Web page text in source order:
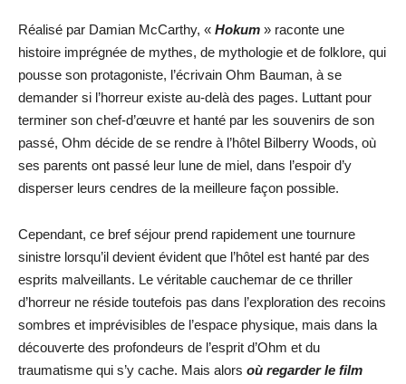
Réalisé par Damian McCarthy, « Hokum » raconte une
histoire imprégnée de mythes, de mythologie et de folklore, qui
pousse son protagoniste, l’écrivain Ohm Bauman, à se
demander si l’horreur existe au-delà des pages. Luttant pour
terminer son chef-d’œuvre et hanté par les souvenirs de son
passé, Ohm décide de se rendre à l’hôtel Bilberry Woods, où
ses parents ont passé leur lune de miel, dans l’espoir d’y
disperser leurs cendres de la meilleure façon possible.
Cependant, ce bref séjour prend rapidement une tournure
sinistre lorsqu’il devient évident que l’hôtel est hanté par des
esprits malveillants. Le véritable cauchemar de ce thriller
d’horreur ne réside toutefois pas dans l’exploration des recoins
sombres et imprévisibles de l’espace physique, mais dans la
découverte des profondeurs de l’esprit d’Ohm et du
traumatisme qui s’y cache. Mais alors où regarder le film